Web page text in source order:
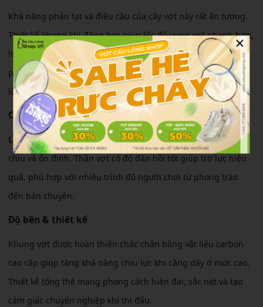
Khả năng phản tạt và điều cầu của cây vợt này rất ấn tượng.
Thiết kế khung khí động học giúp tốc độ vung vợt nhanh hơn,
hỗ trợ tốt cho các pha bắt lưới, chụp cầu hoặc phòng thủ
phản công. Ngoài ra, lực đập cầu vẫn đủ mạnh để tạo áp lực
lên đối thủ.
Cảm giác sử dụng
Lining Bladex 800 chính hãngmang lại cảm giác cầm khá dễ
chịu và ổn định. Thân vợt có độ đàn hồi tốt giúp trợ lực hiệu
quả, phù hợp với nhiều trình độ người chơi từ phong trào
đến bán chuyên.
Độ bền & thiết kế
Khung vợt được hoàn thiện chắc chắn bằng vật liệu carbon
cao cấp giúp tăng khả năng chịu lực khi căng dây ở mức cao.
Thiết kế tổng thể mang phong cách hiện đại, sắc nét và tạo
cảm giác chuyên nghiệp khi thi đấu.
×